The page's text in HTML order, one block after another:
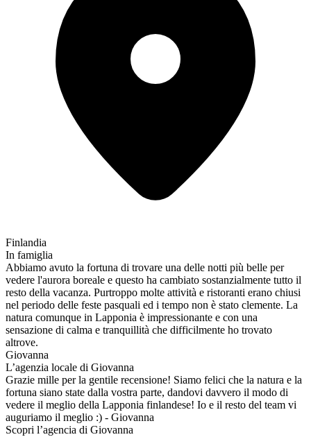
Finlandia
In famiglia
Abbiamo avuto la fortuna di trovare una delle notti più belle per
vedere l'aurora boreale e questo ha cambiato sostanzialmente tutto il
resto della vacanza. Purtroppo molte attività e ristoranti erano chiusi
nel periodo delle feste pasquali ed i tempo non è stato clemente. La
natura comunque in Lapponia è impressionante e con una
sensazione di calma e tranquillità che difficilmente ho trovato
altrove.
Giovanna
L’agenzia locale di Giovanna
Grazie mille per la gentile recensione! Siamo felici che la natura e la
fortuna siano state dalla vostra parte, dandovi davvero il modo di
vedere il meglio della Lapponia finlandese! Io e il resto del team vi
auguriamo il meglio :) - Giovanna
Scopri l’agencia di Giovanna